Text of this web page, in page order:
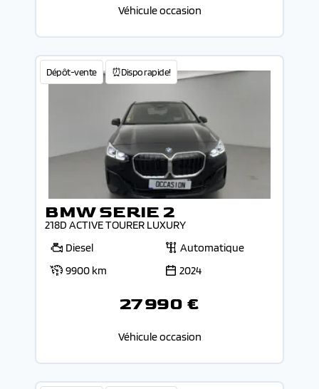
Véhicule occasion
Dépôt-vente ⏰Dispo rapide!
BMW SERIE 2
218D ACTIVE TOURER LUXURY
Diesel
Automatique
9900 km
2024
27 990 €
Véhicule occasion